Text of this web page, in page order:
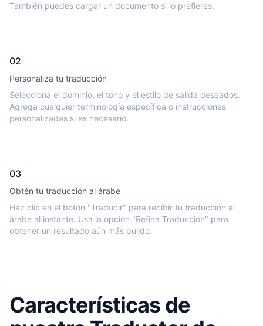
También puedes cargar un documento si lo prefieres.
02
Personaliza tu traducción
Selecciona el dominio, el tono y el estilo de salida deseados.
Agrega cualquier terminología específica o instrucciones
personalizadas si es necesario.
03
Obtén tu traducción al árabe
Haz clic en el botón "Traducir" para recibir tu traducción al
árabe al instante. Usa la opción "Refina Traducción" para
obtener un resultado aún más pulido.
Características de